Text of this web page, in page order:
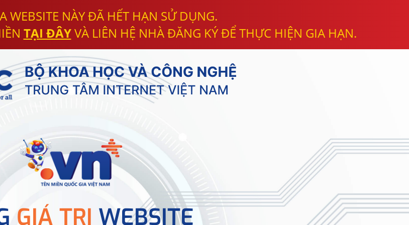
WEBSITE NÀY ĐÃ HẾT HẠN SỬ DỤNG.
TẠI ĐÂYVÀ LIÊN HỆ NHÀ ĐĂNG KÝ ĐỂ THỰC HIỆN GIA HẠN.
GIÁ TRỊ WEBSITE